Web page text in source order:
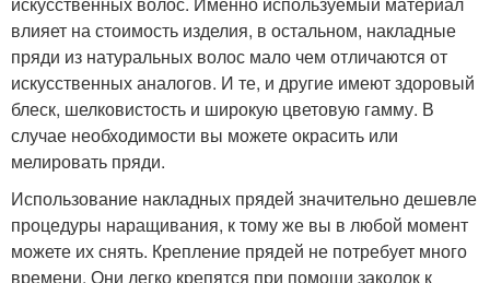
влияет на стоимость изделия, в остальном, накладные
пряди из натуральных волос мало чем отличаются от
искусственных аналогов. И те, и другие имеют здоровый
блеск, шелковистость и широкую цветовую гамму. В
случае необходимости вы можете окрасить или
мелировать пряди.
Использование накладных прядей значительно дешевле
процедуры наращивания, к тому же вы в любой момент
можете их снять. Крепление прядей не потребует много
времени. Они легко крепятся при помощи заколок к